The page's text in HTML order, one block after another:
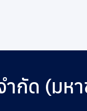
ำกัด (มห